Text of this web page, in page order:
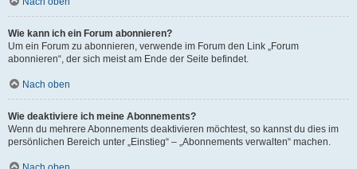
Wie kann ich ein Forum abonnieren?
Um ein Forum zu abonnieren, verwende im Forum den Link „Forum
abonnieren“, der sich meist am Ende der Seite befindet.
Nach oben
Wie deaktiviere ich meine Abonnements?
Wenn du mehrere Abonnements deaktivieren möchtest, so kannst du dies im
persönlichen Bereich unter „Einstieg“ – „Abonnements verwalten“ machen.